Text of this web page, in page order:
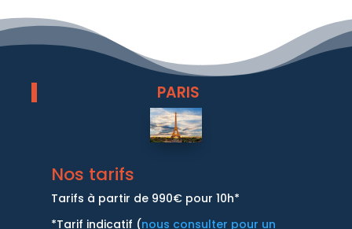
PARIS
Nos tarifs
Tarifs à partir de 990€ pour 10h*
*Tarif indicatif (nous consulter pour un